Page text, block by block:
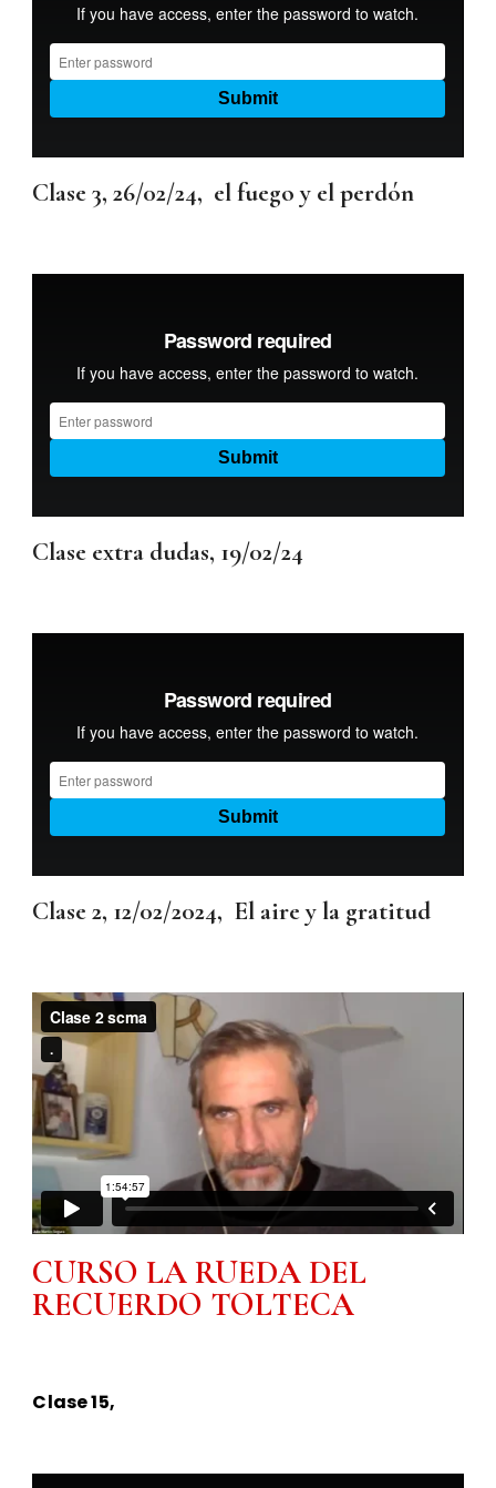
Clase 3, 26/02/24, el fuego y el perdón
Clase extra dudas, 19/02/24
Clase 2, 12/02/2024, El aire y la gratitud
CURSO LA RUEDA DEL
RECUERDO TOLTECA
Clase 15,